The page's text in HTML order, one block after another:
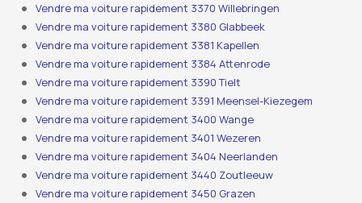
Vendre ma voiture rapidement 3370 Willebringen
Vendre ma voiture rapidement 3380 Glabbeek
Vendre ma voiture rapidement 3381 Kapellen
Vendre ma voiture rapidement 3384 Attenrode
Vendre ma voiture rapidement 3390 Tielt
Vendre ma voiture rapidement 3391 Meensel-Kiezegem
Vendre ma voiture rapidement 3400 Wange
Vendre ma voiture rapidement 3401 Wezeren
Vendre ma voiture rapidement 3404 Neerlanden
Vendre ma voiture rapidement 3440 Zoutleeuw
Vendre ma voiture rapidement 3450 Grazen